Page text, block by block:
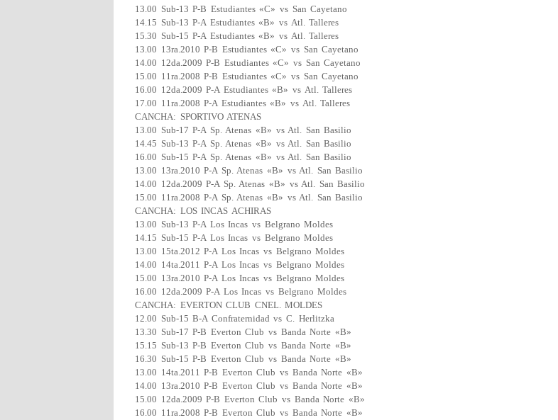
13.00 Sub-13 P-B Estudiantes «C» vs San Cayetano
14.15 Sub-13 P-A Estudiantes «B» vs Atl. Talleres
15.30 Sub-15 P-A Estudiantes «B» vs Atl. Talleres
13.00 13ra.2010 P-B Estudiantes «C» vs San Cayetano
14.00 12da.2009 P-B Estudiantes «C» vs San Cayetano
15.00 11ra.2008 P-B Estudiantes «C» vs San Cayetano
16.00 12da.2009 P-A Estudiantes «B» vs Atl. Talleres
17.00 11ra.2008 P-A Estudiantes «B» vs Atl. Talleres
CANCHA: SPORTIVO ATENAS
13.00 Sub-17 P-A Sp. Atenas «B» vs Atl. San Basilio
14.45 Sub-13 P-A Sp. Atenas «B» vs Atl. San Basilio
16.00 Sub-15 P-A Sp. Atenas «B» vs Atl. San Basilio
13.00 13ra.2010 P-A Sp. Atenas «B» vs Atl. San Basilio
14.00 12da.2009 P-A Sp. Atenas «B» vs Atl. San Basilio
15.00 11ra.2008 P-A Sp. Atenas «B» vs Atl. San Basilio
CANCHA: LOS INCAS ACHIRAS
13.00 Sub-13 P-A Los Incas vs Belgrano Moldes
14.15 Sub-15 P-A Los Incas vs Belgrano Moldes
13.00 15ta.2012 P-A Los Incas vs Belgrano Moldes
14.00 14ta.2011 P-A Los Incas vs Belgrano Moldes
15.00 13ra.2010 P-A Los Incas vs Belgrano Moldes
16.00 12da.2009 P-A Los Incas vs Belgrano Moldes
CANCHA: EVERTON CLUB CNEL. MOLDES
12.00 Sub-15 B-A Confraternidad vs C. Herlitzka
13.30 Sub-17 P-B Everton Club vs Banda Norte «B»
15.15 Sub-13 P-B Everton Club vs Banda Norte «B»
16.30 Sub-15 P-B Everton Club vs Banda Norte «B»
13.00 14ta.2011 P-B Everton Club vs Banda Norte «B»
14.00 13ra.2010 P-B Everton Club vs Banda Norte «B»
15.00 12da.2009 P-B Everton Club vs Banda Norte «B»
16.00 11ra.2008 P-B Everton Club vs Banda Norte «B»